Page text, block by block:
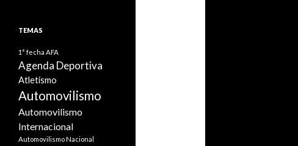
TEMAS
1° fecha AFA
Agenda Deportiva
Atletismo
Automovilismo
Automovilismo
Internacional
Automovilismo Nacional